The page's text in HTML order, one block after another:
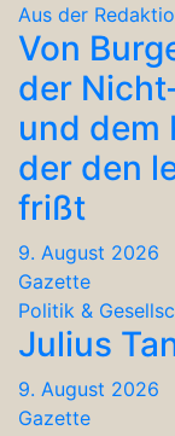
Aus der
Von
der
und dem
der den
frißt
9. August 2026
Gazette
Politik &
Julius
9. August 2026
Gazette